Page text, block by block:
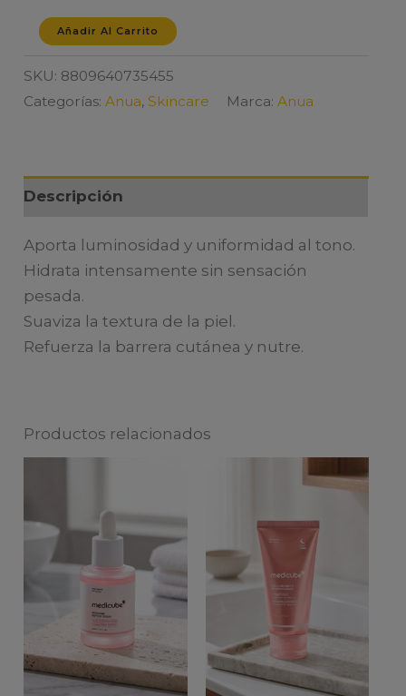
ANUA
70
GLOW
250ml
cantidad
Añadir Al Carrito
SKU: 8809640735455
Categorías:Anua,Skincare Marca:Anua
Descripción
Aporta luminosidad y uniformidad al tono.
Hidrata intensamente sin sensación
pesada.
Suaviza la textura de la piel.
Refuerza la barrera cutánea y nutre.
Productos relacionados